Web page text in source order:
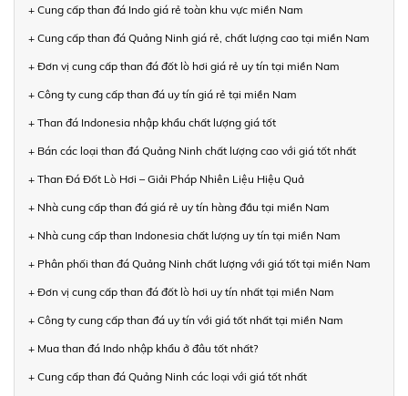
+ Cung cấp than đá Indo giá rẻ toàn khu vực miền Nam
+ Cung cấp than đá Quảng Ninh giá rẻ, chất lượng cao tại miền Nam
+ Đơn vị cung cấp than đá đốt lò hơi giá rẻ uy tín tại miền Nam
+ Công ty cung cấp than đá uy tín giá rẻ tại miền Nam
+ Than đá Indonesia nhập khẩu chất lượng giá tốt
+ Bán các loại than đá Quảng Ninh chất lượng cao với giá tốt nhất
+ Than Đá Đốt Lò Hơi – Giải Pháp Nhiên Liệu Hiệu Quả
+ Nhà cung cấp than đá giá rẻ uy tín hàng đầu tại miền Nam
+ Nhà cung cấp than Indonesia chất lượng uy tín tại miền Nam
+ Phân phối than đá Quảng Ninh chất lượng với giá tốt tại miền Nam
+ Đơn vị cung cấp than đá đốt lò hơi uy tín nhất tại miền Nam
+ Công ty cung cấp than đá uy tín với giá tốt nhất tại miền Nam
+ Mua than đá Indo nhập khẩu ở đâu tốt nhất?
+ Cung cấp than đá Quảng Ninh các loại với giá tốt nhất